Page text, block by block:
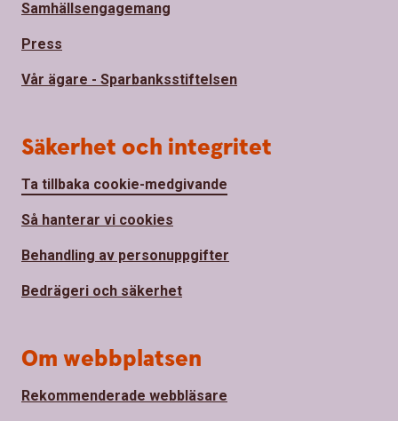
Samhällsengagemang
Press
Vår ägare - Sparbanksstiftelsen
Säkerhet och integritet
Ta tillbaka cookie-medgivande
Så hanterar vi cookies
Behandling av personuppgifter
Bedrägeri och säkerhet
Om webbplatsen
Rekommenderade webbläsare